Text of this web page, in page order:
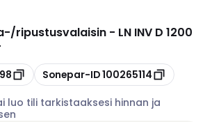
ripustusvalaisin - LN INV D 1200
Kopioi
Sonepar-ID100265114
luo tili tarkistaaksesi hinnan ja